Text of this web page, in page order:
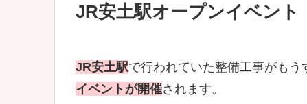
JR安土駅オープンイベント
JR安土駅で行われていた整備工事がもう
イベントが開催されます。